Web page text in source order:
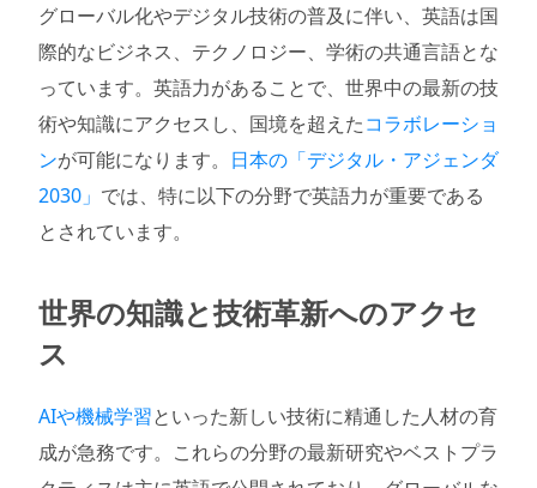
グローバル化やデジタル技術の普及に伴い、英語は国
際的なビジネス、テクノロジー、学術の共通言語とな
っています。英語力があることで、世界中の最新の技
術や知識にアクセスし、国境を超えたコラボレーショ
ンが可能になります。 日本の「デジタル・アジェンダ
2030」 では、特に以下の分野で英語力が重要である
とされています。
世界の知識と技術革新へのアクセ
ス
AIや機械学習といった新しい技術に精通した人材の育
成が急務です。これらの分野の最新研究やベストプラ